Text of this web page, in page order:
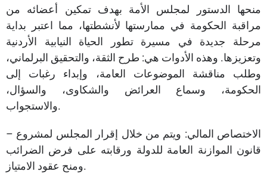
منحها الدستور لمجلس الأمة بهدف تمكين أعضائه من
مراقبة الحكومة في ممارستها لأنشطتها، مما اعتبر بداية
مرحلة جديدة في مسيرة تطور الحياة النيابية الأردنية
وتعزيزها. وهذه الأدوات هي: طرح الثقة، والتحقيق البرلماني،
وطلب مناقشة الموضوعات العامة، وإبداء رغبات إلى
الحكومة، وسماع العرائض والشكاوى، والسؤال،
والاستجواب.
– الاختصاص المالي: ويتم من خلال إقرار المجلس لمشروع
قانون الموازنة العامة للدولة ورقابته على فرض الضرائب
ومنح عقود الامتياز.